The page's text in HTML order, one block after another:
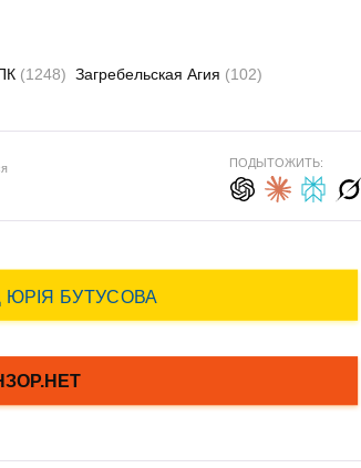
(1248) Загребельская Агия (102)
ПОДЫТОЖИТЬ: